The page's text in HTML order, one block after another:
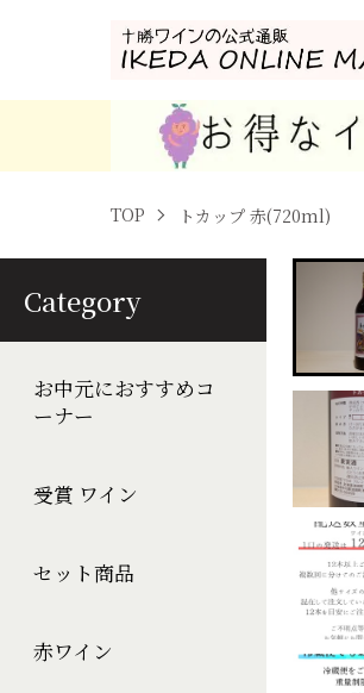
Category
お中元におすすめコ
ーナー
受賞 ワイン
セット商品
赤ワイン
TOP トカップ 赤(720ml)